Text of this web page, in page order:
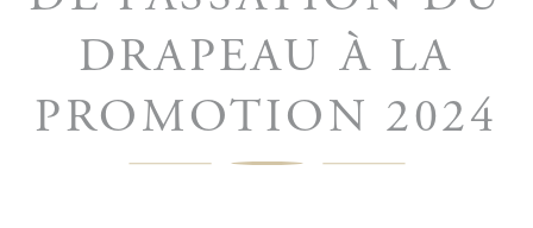
DRAPEAU À LA
PROMOTION 2024